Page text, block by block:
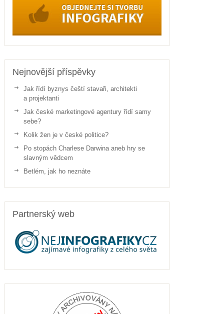
Nejnovější příspěvky
Jak řídí byznys čeští stavaři, architekti
a projektanti
Jak české marketingové agentury řídí samy
sebe?
Kolik žen je v české politice?
Po stopách Charlese Darwina aneb hry se
slavným vědcem
Betlém, jak ho neznáte
Partnerský web